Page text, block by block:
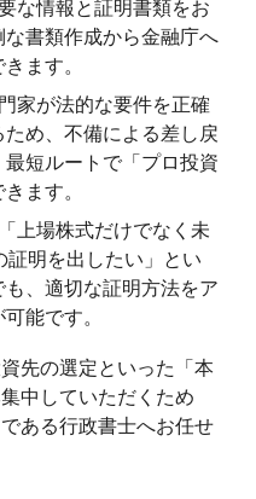
な情報と証明書類をお
書類作成から金融庁へ
ます。
家が法的な要件を正確
め、不備による差し戻
短ルートで「プロ投資
ます。
「上場株式だけでなく未
証明を出したい」とい
、適切な証明方法をア
能です。
先の選定といった「本
中していただくため
ある行政書士へお任せ